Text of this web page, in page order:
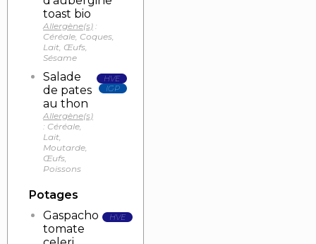
toast bio
Allergène(s) :
Céréale, Coques,
Lait, Œufs,
Sésame
Salade
de pates
au thon
Allergène(s)
: Céréale,
Lait,
Moutarde,
Œufs,
Poissons
HVE
IGP
Potages
Gaspacho
tomate
HVE